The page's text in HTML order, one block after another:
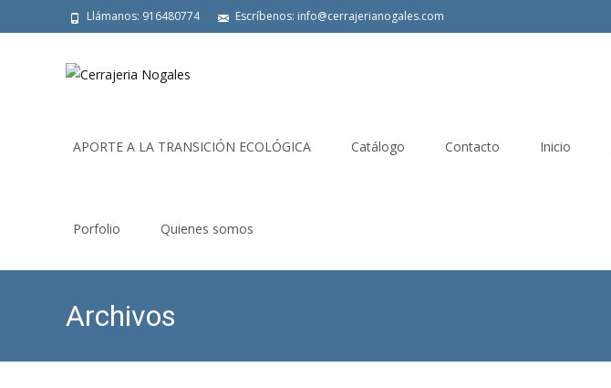
Llámanos: 916480774 Escríbenos: info@cerrajerianogales.com
APORTE A LA TRANSICIÓN ECOLÓGICA Catálogo Contacto Inicio
Porfolio Quienes somos
Archivos